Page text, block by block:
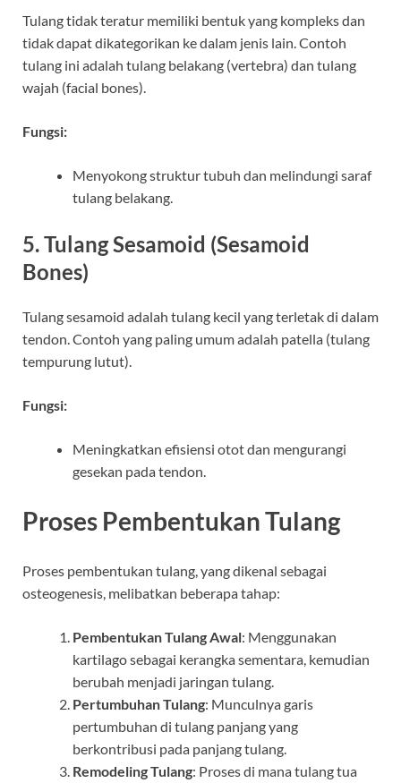
Tulang tidak teratur memiliki bentuk yang kompleks dan
tidak dapat dikategorikan ke dalam jenis lain. Contoh
tulang ini adalah tulang belakang (vertebra) dan tulang
wajah (facial bones).
Fungsi:
Menyokong struktur tubuh dan melindungi saraf
tulang belakang.
5. Tulang Sesamoid (Sesamoid
Bones)
Tulang sesamoid adalah tulang kecil yang terletak di dalam
tendon. Contoh yang paling umum adalah patella (tulang
tempurung lutut).
Fungsi:
Meningkatkan efisiensi otot dan mengurangi
gesekan pada tendon.
Proses Pembentukan Tulang
Proses pembentukan tulang, yang dikenal sebagai
osteogenesis, melibatkan beberapa tahap:
Pembentukan Tulang Awal: Menggunakan
kartilago sebagai kerangka sementara, kemudian
berubah menjadi jaringan tulang.
Pertumbuhan Tulang: Munculnya garis
pertumbuhan di tulang panjang yang
berkontribusi pada panjang tulang.
Remodeling Tulang: Proses di mana tulang tua